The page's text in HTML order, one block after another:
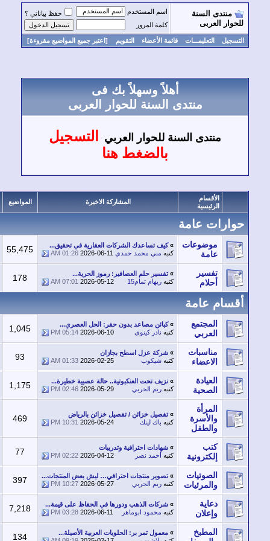
منتدى السنة
العربى
اسم المستخدم
حفظ بياناتي ؟
كلمة المرور
التعليمـــات قائمة الأعضاء التقويم [اعتبر جميع المواضيع مقروءة]
أهلاً وسهلاً بك فى
منتدى السنة للحوار العربى
منتدى السنة للحوار العربي التسجيل
بالضغط هنا
المشاركة الاخيرة المشاركات
عامة
موضوعات
عامة
»كيف تساعدك الشركات العقارية في تحقيق...
كتبه
مني محمد حمدي 2026-06-11
01:26 AM
55,475
111,616
تفسير
أحلام
»تفسير حلم العصافير: رموز الحرية...
كتبه
ريهام تمام15 2026-05-12
07:01 AM
178
179
عامة
المجتمع
العربي
»كبائن مصاعد بدون حفر: الحل العصري...
كتبه
نادر كينوي 2026-06-10
05:14 PM
1,045
1,061
مناسبات
الاعضاء
»شركة عزل اسطح بجازان
كتبهشيكوب 2026-02-25
01:33 AM
93
95
العيادة
الصحية
»نزيف تحت العنكبوتية.. حالة عصبية خطيرة...
كتبهريم الحربي 2026-05-29
02:46 PM
1,175
1,224
المرأة
والأسرة
والطفل
»تفصيل خزائن / تفصيل خزائن بالرياض‏
كتبهباك لينك 2026-05-24
10:31 PM
469
473
كتب
إلكترونية
» شهادات احترافية وتدريبات
كتبهأحمد نصر 2026-04-12
02:22 PM
77
82
الصوتيات
والمرئيات
»تصوير منتجات احترافي… ليش بعض المنتجات...
كتبهريم الحربي 2026-05-27
10:27 PM
397
414
دعاية
وإعلان
»شركات الذهب ودورها في الحفاظ على قيمة...
كتبه
محمود ابوماهر 2026-06-11
03:28 PM
7,218
7,376
المطبخ
»معمول تمر بر: الحلويات العربية الأصيلة...
134
137